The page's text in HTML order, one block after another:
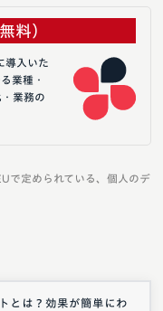
料）
導入いた
業種・
業務の
で定められている、個人のデ
とは？効果が簡単にわ